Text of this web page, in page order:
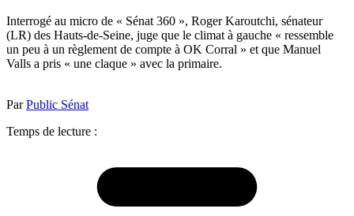
Interrogé au micro de « Sénat 360 », Roger Karoutchi, sénateur
(LR) des Hauts-de-Seine, juge que le climat à gauche « ressemble
un peu à un règlement de compte à OK Corral » et que Manuel
Valls a pris « une claque » avec la primaire.
ParPublic Sénat
Temps de lecture :